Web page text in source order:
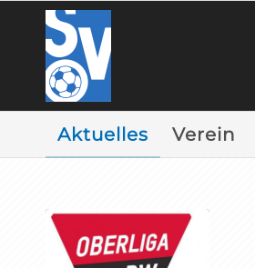
Aktuelles Verein